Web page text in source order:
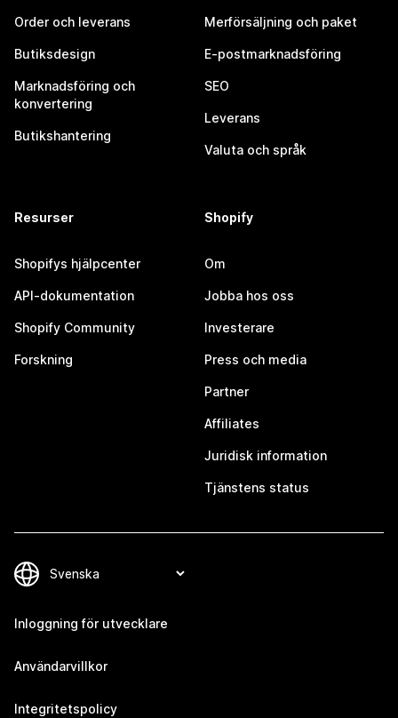
Order och leverans
Butiksdesign
Marknadsföring och
konvertering
Butikshantering
Merförsäljning och paket
E-postmarknadsföring
SEO
Leverans
Valuta och språk
Resurser
Shopifys hjälpcenter
API-dokumentation
Shopify Community
Forskning
Shopify
Om
Jobba hos oss
Investerare
Press och media
Partner
Affiliates
Juridisk information
Tjänstens status
Inloggning för utvecklare
Användarvillkor
Integritetspolicy